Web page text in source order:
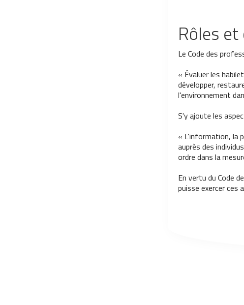
Rôles
Le Code des
« Évaluer les
développer,
l'environnement
S'y ajoute les
« L'information, la
auprès des
ordre dans la
En vertu du Code
puisse exercer ces